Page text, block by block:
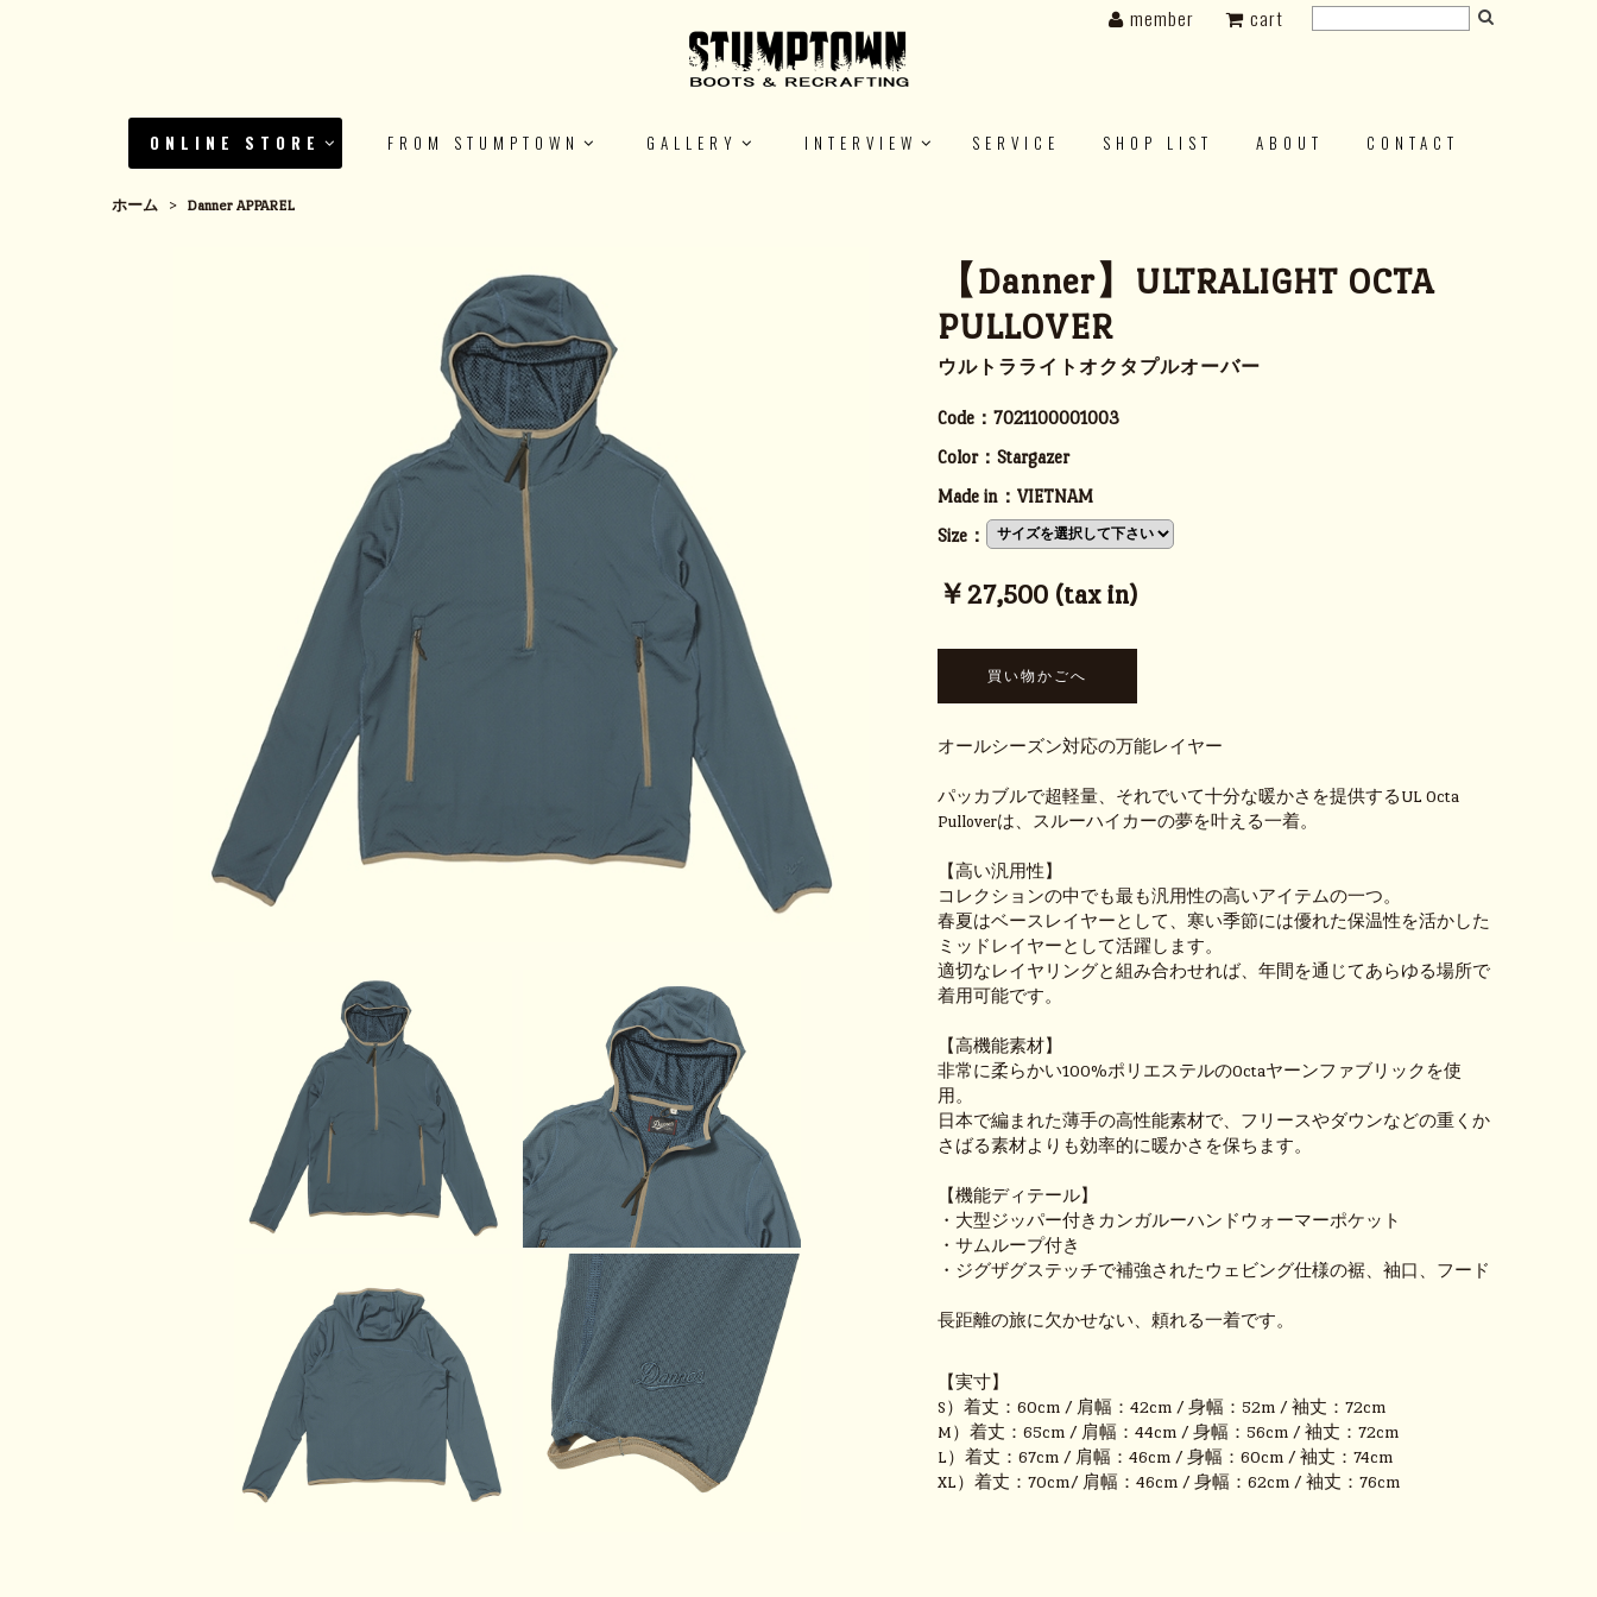
ONLINE STORE FROM STUMPTOWN GALLERY INTERVIEW SERVICE SHOP LIST ABOUT CONTACT
member cart
ホーム > Danner APPAREL
【Danner】ULTRALIGHT OCTA
PULLOVER
ウルトラライトオクタプルオーバー
Code： 7021100001003
Color： Stargazer
Made in： VIETNAM
Size：
￥27,500 (tax in)
オールシーズン対応の万能レイヤー
パッカブルで超軽量、それでいて十分な暖かさを提供するUL Octa
Pulloverは、スルーハイカーの夢を叶える一着。
【高い汎用性】
コレクションの中でも最も汎用性の高いアイテムの一つ。
春夏はベースレイヤーとして、寒い季節には優れた保温性を活かした
ミッドレイヤーとして活躍します。
適切なレイヤリングと組み合わせれば、年間を通じてあらゆる場所で
着用可能です。
【高機能素材】
非常に柔らかい100%ポリエステルのOctaヤーンファブリックを使
用。
日本で編まれた薄手の高性能素材で、フリースやダウンなどの重くか
さばる素材よりも効率的に暖かさを保ちます。
【機能ディテール】
・大型ジッパー付きカンガルーハンドウォーマーポケット
・サムループ付き
・ジグザグステッチで補強されたウェビング仕様の裾、袖口、フード
長距離の旅に欠かせない、頼れる一着です。
【実寸】
S）着丈：60cm / 肩幅：42cm / 身幅：52m / 袖丈：72cm
M）着丈：65cm / 肩幅：44cm / 身幅：56cm / 袖丈：72cm
L）着丈：67cm / 肩幅：46cm / 身幅：60cm / 袖丈：74cm
XL）着丈：70cm/ 肩幅：46cm / 身幅：62cm / 袖丈：76cm